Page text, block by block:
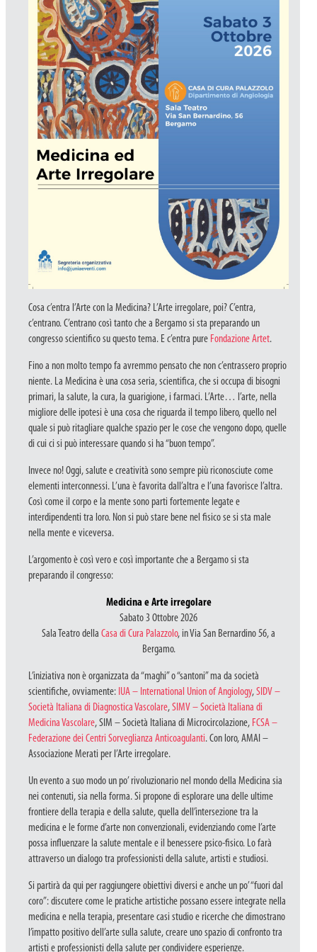
Cosa c’entra l’Arte con la Medicina? L’Arte irregolare, poi? C’entra,
c’entrano. C’entrano così tanto che a Bergamo si sta preparando un
congresso scientifico su questo tema. E c’entra pure Fondazione Artet.
Fino a non molto tempo fa avremmo pensato che non c’entrassero proprio
niente. La Medicina è una cosa seria, scientifica, che si occupa di bisogni
primari, la salute, la cura, la guarigione, i farmaci. L’Arte… l’arte, nella
migliore delle ipotesi è una cosa che riguarda il tempo libero, quello nel
quale si può ritagliare qualche spazio per le cose che vengono dopo, quelle
di cui ci si può interessare quando si ha “buon tempo”.
Invece no! Oggi, salute e creatività sono sempre più riconosciute come
elementi interconnessi. L’una è favorita dall’altra e l’una favorisce l’altra.
Così come il corpo e la mente sono parti fortemente legate e
interdipendenti tra loro. Non si può stare bene nel fisico se si sta male
nella mente e viceversa.
L’argomento è così vero e così importante che a Bergamo si sta
preparando il congresso:
Medicina e Arte irregolare
Sabato 3 Ottobre 2026
Sala Teatro della Casa di Cura Palazzolo, in Via San Bernardino 56, a
Bergamo.
L’iniziativa non è organizzata da “maghi” o “santoni” ma da società
scientifiche, ovviamente: IUA – International Union of Angiology,SIDV –
Società Italiana di Diagnostica Vascolare,SIMV – Società Italiana di
Medicina Vascolare, SIM – Società Italiana di Microcircolazione, FCSA –
Federazione dei Centri Sorveglianza Anticoagulanti. Con loro, AMAI –
Associazione Merati per l’Arte irregolare.
Un evento a suo modo un po’ rivoluzionario nel mondo della Medicina sia
nei contenuti, sia nella forma. Si propone di esplorare una delle ultime
frontiere della terapia e della salute, quella dell’intersezione tra la
medicina e le forme d’arte non convenzionali, evidenziando come l’arte
possa influenzare la salute mentale e il benessere psico-fisico. Lo farà
attraverso un dialogo tra professionisti della salute, artisti e studiosi.
Si partirà da qui per raggiungere obiettivi diversi e anche un po’ “fuori dal
coro”: discutere come le pratiche artistiche possano essere integrate nella
medicina e nella terapia, presentare casi studio e ricerche che dimostrano
l’impatto positivo dell’arte sulla salute, creare uno spazio di confronto tra
artisti e professionisti della salute per condividere esperienze.